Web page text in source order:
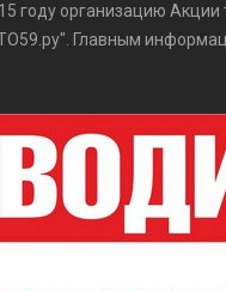
году организацию
Главным